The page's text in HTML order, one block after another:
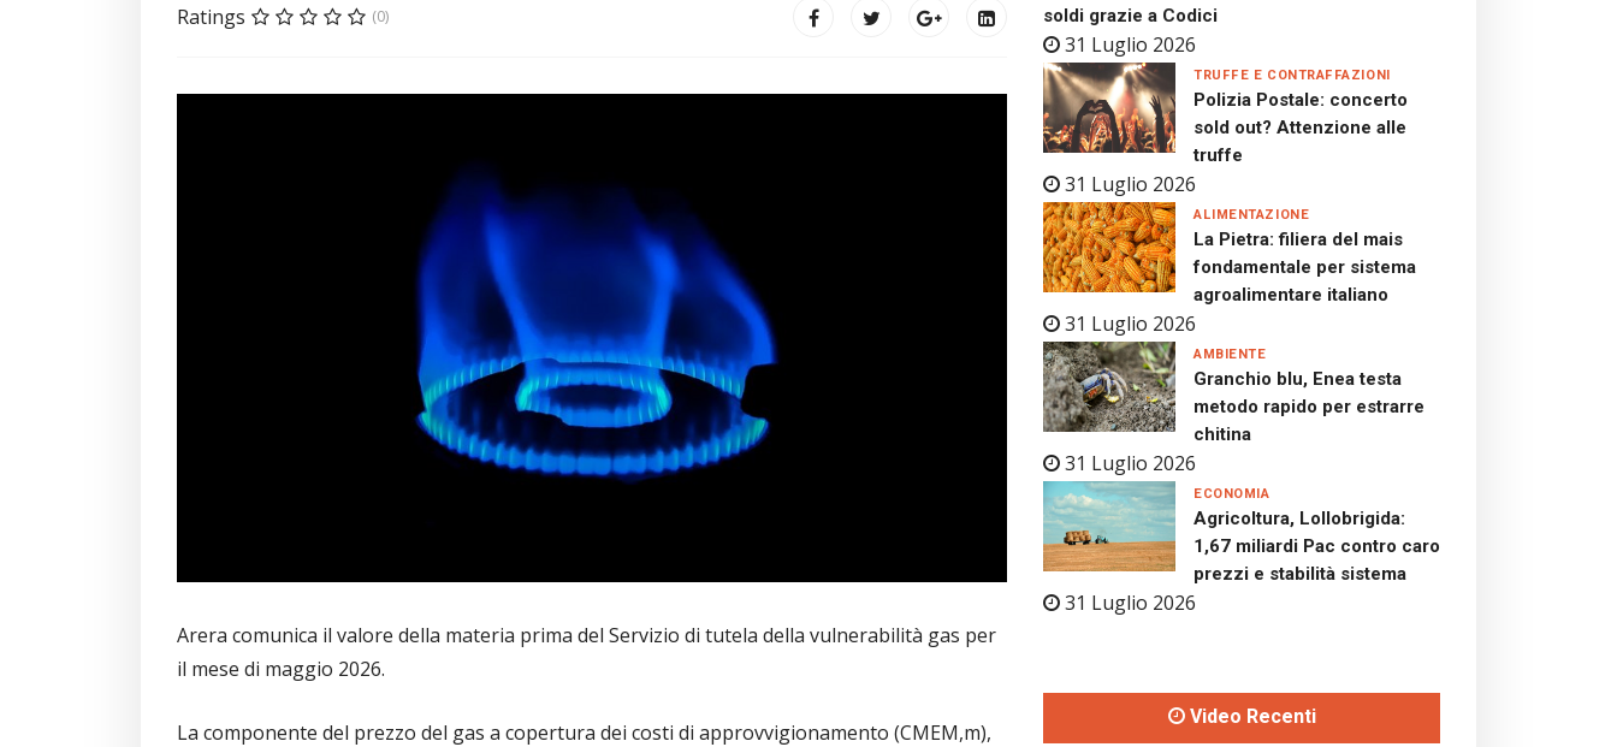
Ratings (0)
Arera comunica il valore della materia prima del Servizio di tutela della vulnerabilità gas per
il mese di maggio 2026.
La componente del prezzo del gas a copertura dei costi di approvvigionamento (CMEM,m),
soldi grazie a Codici
31 Luglio 2026
Polizia Postale: concerto
sold out? Attenzione alle
truffe
31 Luglio 2026
TRUFFE E CONTRAFFAZIONI
La Pietra: filiera del mais
fondamentale per sistema
agroalimentare italiano
31 Luglio 2026
ALIMENTAZIONE
Granchio blu, Enea testa
metodo rapido per estrarre
chitina
31 Luglio 2026
AMBIENTE
Agricoltura, Lollobrigida:
1,67 miliardi Pac contro caro
prezzi e stabilità sistema
31 Luglio 2026
ECONOMIA
Video Recenti